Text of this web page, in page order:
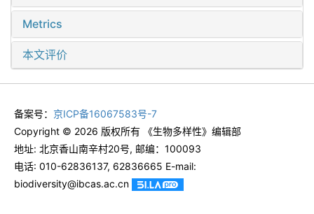
Metrics
本文评价
备案号： 京ICP备16067583号-7
Copyright © 2026 版权所有 《生物多样性》编辑部
地址: 北京香山南辛村20号, 邮编：100093
电话: 010-62836137, 62836665 E-mail:
biodiversity@ibcas.ac.cn